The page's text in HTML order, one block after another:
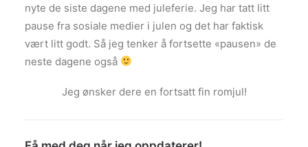
nyte de siste dagene med juleferie. Jeg har tatt litt
pause fra sosiale medier i julen og det har faktisk
vært litt godt. Så jeg tenker å fortsette «pausen» de
neste dagene også
Jeg ønsker dere en fortsatt fin romjul!